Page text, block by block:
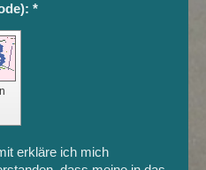
Captcha (Spam-Schutz-Code): *
erkläre ich mich